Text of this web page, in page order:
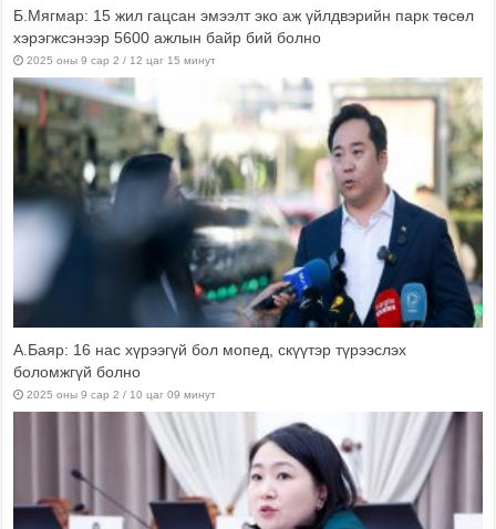
төсөл
Д.Амгалан: Хууль, эрх зүйн шинэчлэл хийснээр
хот тэлж хөгжих боломжтой болсон
2025 оны 8 сар 13 / 9 цаг 00 минут
М.Мандхай: Шинэ хуулийн үр дүнд хүнсний хяналт,
баталгаажуулалт, стандарт тогтоох боломж бүрдлээ
2025 оны 7 сар 9 / 18 цаг 41 минут